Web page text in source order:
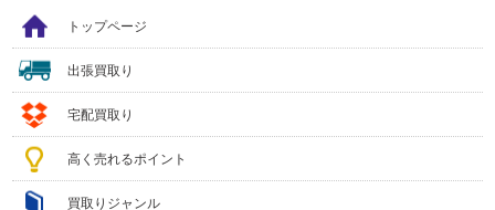
トップページ
出張買取り
宅配買取り
高く売れるポイント
買取りジャンル